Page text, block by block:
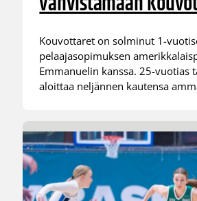
Kouvottaret on solminut 1-
pelaajasopimuksen
Emmanuelin kanssa. 25-vuotias
aloittaa neljännen kautensa